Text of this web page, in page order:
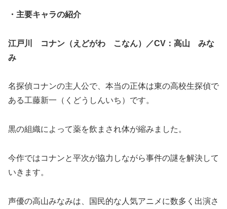
・主要キャラの紹介
江戸川 コナン（えどがわ こなん）／CV：高山 みな
み
名探偵コナンの主人公で、本当の正体は東の高校生探偵で
ある工藤新一（くどうしんいち）です。
黒の組織によって薬を飲まされ体が縮みました。
今作ではコナンと平次が協力しながら事件の謎を解決して
いきます。
声優の高山みなみは、国民的な人気アニメに数多く出演さ